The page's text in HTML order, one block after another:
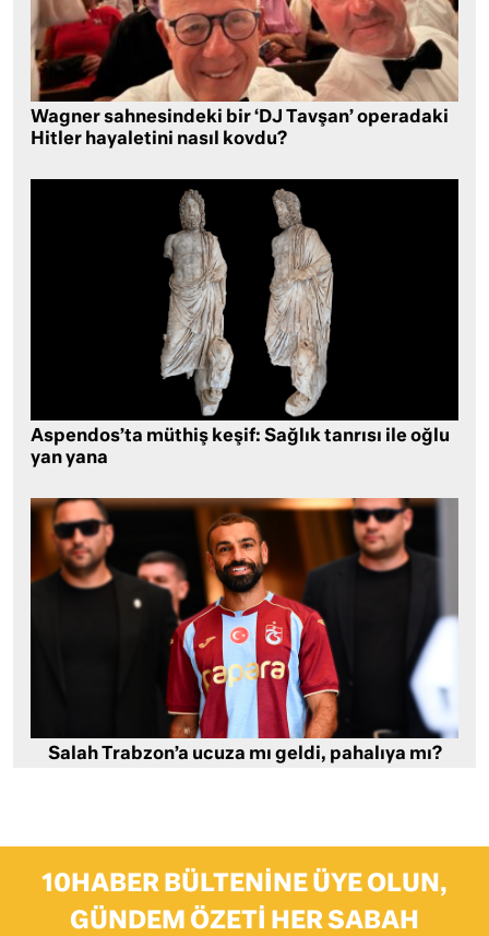
Wagner sahnesindeki bir ‘DJ Tavşan’ operadaki
Hitler hayaletini nasıl kovdu?
Aspendos’ta müthiş keşif: Sağlık tanrısı ile oğlu
yan yana
Salah Trabzon’a ucuza mı geldi, pahalıya mı?
10HABER BÜLTENINE ÜYE OLUN,
GÜNDEM ÖZETI HER SABAH